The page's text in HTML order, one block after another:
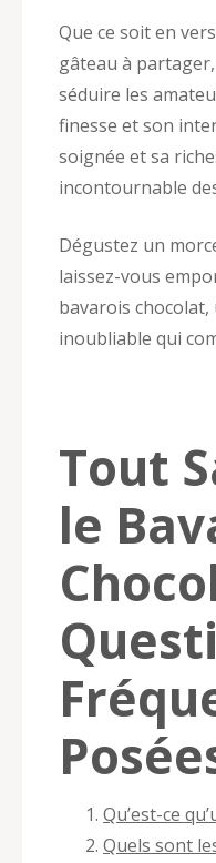
Que ce soit en
gâteau à
séduire les
finesse et son
soignée et sa
incontournable
Dégustez un
laissez-vous
bavarois
inoubliable qui
Tout
le
Qu’est-ce
Quels sont